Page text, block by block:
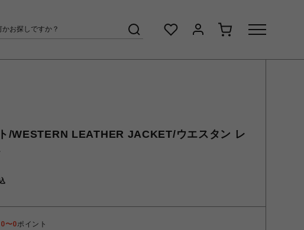
/WESTERN LEATHER JACKET/ウエスタン レ
0〜0ポイント